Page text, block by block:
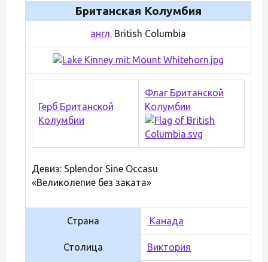
Британская Колумбия
англ. British Columbia
Герб Британской
Колумбии
Флаг Британской
Колумбии
Девиз: Splendor Sine Occasu
«Великолепие без заката»
Страна Канада
Столица Виктория